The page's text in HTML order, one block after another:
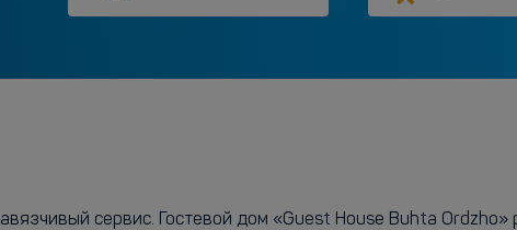
сервис. Гостевой дом «Guest House Buhta Ordzho»